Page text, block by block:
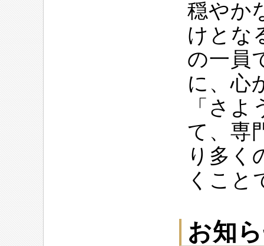
穏やか
けとな
の一員
に、心
「さ
て、専
り多く
くこと
お知